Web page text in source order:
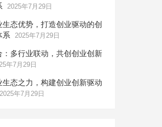
2025年7月29日
生态优势，打造创业驱动的创
系
2025年7月29日
：多行业联动，共创创业创新
年7月29日
生态之力，构建创业创新驱动
2025年7月29日